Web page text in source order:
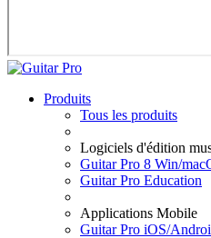
Produits
Tous les produits
Logiciels d'édition
Guitar Pro 8 Win/
Guitar Pro Education
Applications Mobile
Guitar Pro iOS/